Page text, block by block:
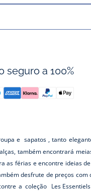
seguro a 100%
e sapatos , tanto
também encontrará
as férias e encontre ideias de
desfrute de preços com
a coleção Les Essentiels